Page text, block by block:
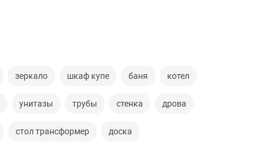
зеркало шкаф купе баня котел
унитазы трубы стенка дрова
стол трансформер доска